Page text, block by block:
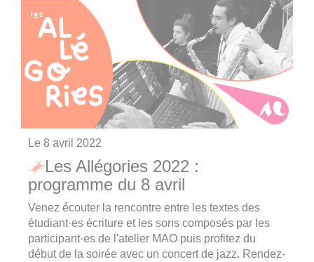
Le 8 avril 2022
Les Allégories 2022 :
programme du 8 avril
Venez écouter la rencontre entre les textes des
étudiant·es écriture et les sons composés par les
participant·es de l'atelier MAO puis profitez du
début de la soirée avec un concert de jazz. Rendez-